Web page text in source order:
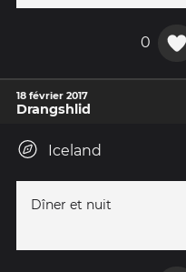
0
18 février 2017
Drangshlid
Iceland
Dîner et nuit